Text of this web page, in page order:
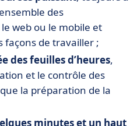
des
web ou le mobile et
façons de travailler ;
des feuilles d’heures,
et le contrôle des
la préparation de la
minutes et un haut